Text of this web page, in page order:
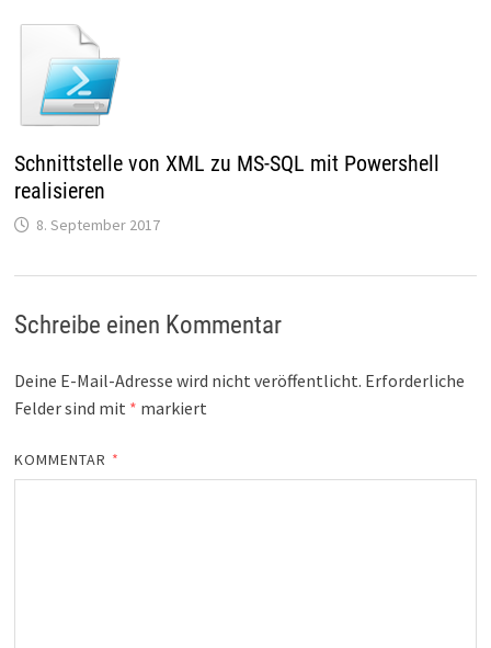
Schnittstelle von XML zu MS-SQL mit Powershell
realisieren
8. September 2017
Schreibe einen Kommentar
Deine E-Mail-Adresse wird nicht veröffentlicht. Erforderliche
Felder sind mit * markiert
KOMMENTAR *